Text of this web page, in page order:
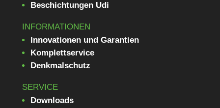
Beschichtungen Udi
INFORMATIONEN
Innovationen und Garantien
Komplettservice
Denkmalschutz
SERVICE
Downloads